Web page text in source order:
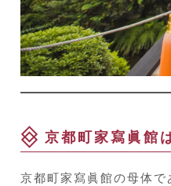
京都町家寫眞館
京都町家寫眞館の母体で